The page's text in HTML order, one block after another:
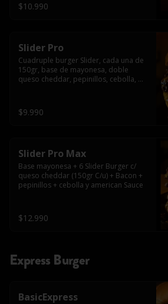
$10.990
Slider Pro
Cuadruple burger Slider, cada una de
150gr, base de mayonesa, doble
queso cheddar, pepinillos, cebolla,
$9.990
Slider Pro Max
Base mayonesa + 6 Slider Burger c/
queso cheddar (150gr C/u) + Bacon +
pepinillos + cebolla y american Sauce
$12.990
Express Burger
BasicExpress